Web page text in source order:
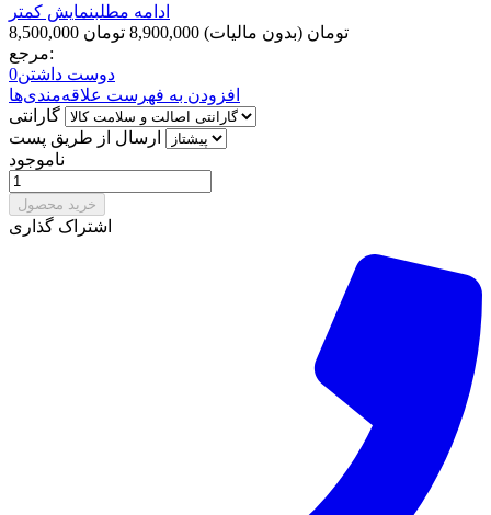
ادامه مطلبنمایش کمتر
8,500,000 تومان (بدون مالیات) 8,900,000 تومان
مرجع:
دوست داشتن0
افزودن به فهرست علاقه‌مندی‌ها
گارانتی
ارسال از طریق پست
ناموجود
خرید محصول
اشتراک گذاری